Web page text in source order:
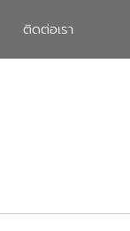
ติดต่อเรา